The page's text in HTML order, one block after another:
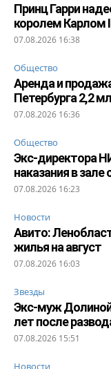
Принц Гарри
королем Карлом
07.08.2026 16:38
Общество
Аренда и
Петербурга 2,2
07.08.2026 16:36
Общество
Экс-директора
наказания в зале
07.08.2026 16:23
Новости
Авито:
жилья на август
07.08.2026 16:03
Звезды
Экс-муж
лет после
07.08.2026 15:51
Новости